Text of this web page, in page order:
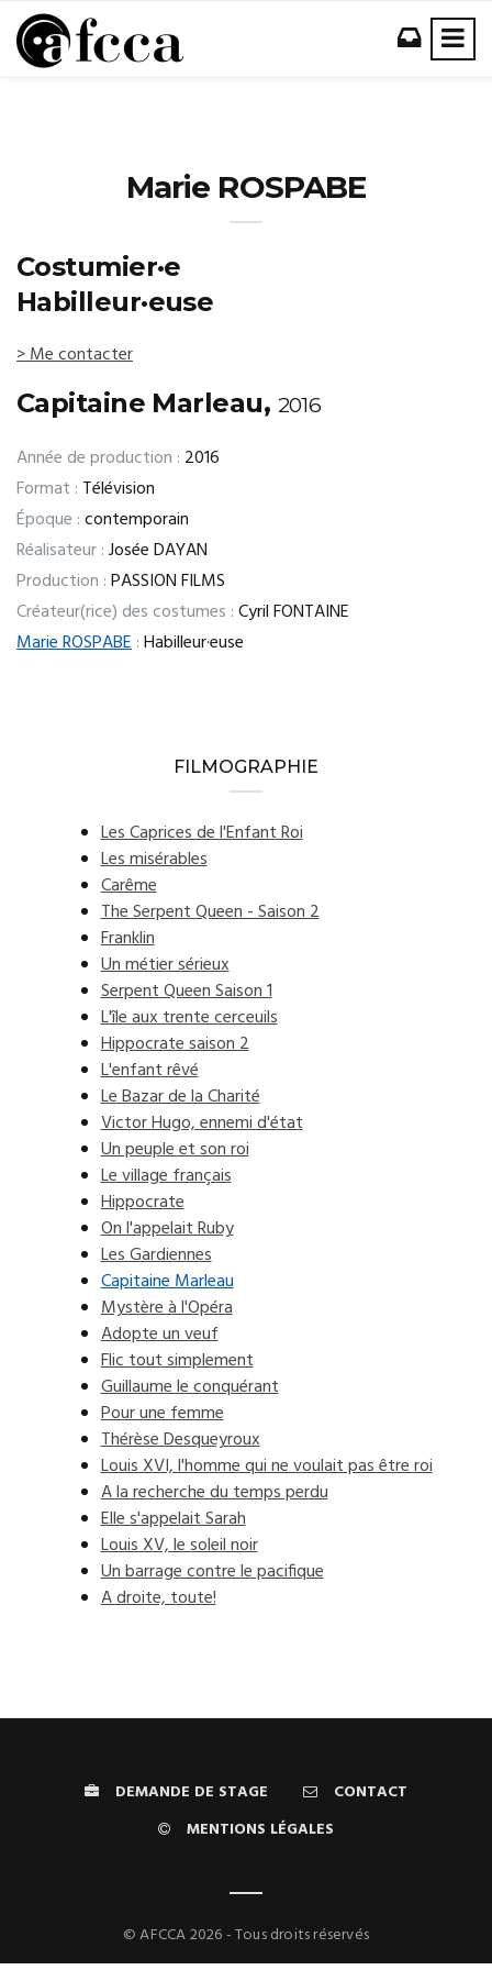
Marie ROSPABE
Costumier·e
Habilleur·euse
> Me contacter
Capitaine Marleau, 2016
Année de production : 2016
Format : Télévision
Époque :contemporain
Réalisateur :Josée DAYAN
Production :PASSION FILMS
Créateur(rice) des costumes :Cyril FONTAINE
Marie ROSPABE:Habilleur·euse
FILMOGRAPHIE
Les Caprices de l'Enfant Roi
Les misérables
Carême
The Serpent Queen - Saison 2
Franklin
Un métier sérieux
Serpent Queen Saison 1
L'île aux trente cerceuils
Hippocrate saison 2
L'enfant rêvé
Le Bazar de la Charité
Victor Hugo, ennemi d'état
Un peuple et son roi
Le village français
Hippocrate
On l'appelait Ruby
Les Gardiennes
Capitaine Marleau
Mystère à l'Opéra
Adopte un veuf
Flic tout simplement
Guillaume le conquérant
Pour une femme
Thérèse Desqueyroux
Louis XVI, l'homme qui ne voulait pas être roi
A la recherche du temps perdu
Elle s'appelait Sarah
Louis XV, le soleil noir
Un barrage contre le pacifique
A droite, toute!
DEMANDE DE STAGE
CONTACT
MENTIONS LÉGALES
© AFCCA 2026 - Tous droits réservés